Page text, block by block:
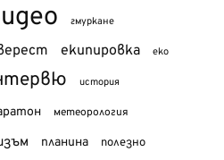
гмуркане
екипировка еко
история
метеорология
планина полезно